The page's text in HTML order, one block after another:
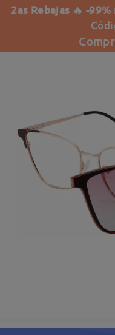
2as Rebajas 🔥 -